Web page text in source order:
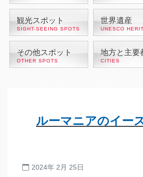
観光スポット
SIGHT-SEEING SPOTS
世界遺産
UNESCO
その他スポット
OTHER SPOTS
地方と主要
CITIES
ルーマニアのイー
2024年 2月 25日